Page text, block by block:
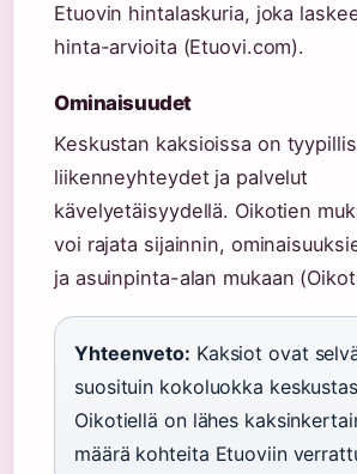
Etuovin hintalaskuria, joka
hinta-arvioita (Etuovi.com).
Ominaisuudet
Keskustan kaksioissa on
liikenneyhteydet ja palvelut
kävelyetäisyydellä. Oikotien
voi rajata sijainnin,
ja asuinpinta-alan mukaan
Yhteenveto: Kaksiot ovat
suosituin kokoluokka
Oikotiellä on lähes
määrä kohteita Etuoviin